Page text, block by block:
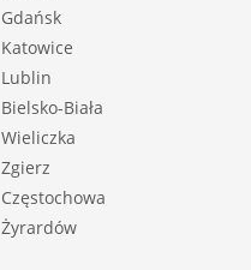
Gdańsk
Katowice
Lublin
Bielsko-Biała
Wieliczka
Zgierz
Częstochowa
Żyrardów